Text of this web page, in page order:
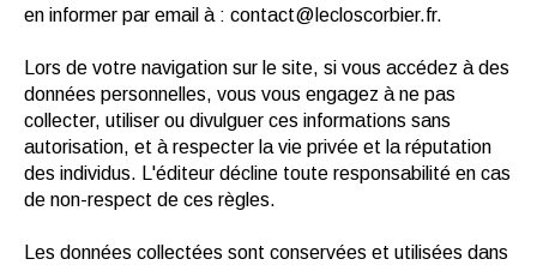
en informer par email à : contact@lecloscorbier.fr.
Lors de votre navigation sur le site, si vous accédez à des
données personnelles, vous vous engagez à ne pas
collecter, utiliser ou divulguer ces informations sans
autorisation, et à respecter la vie privée et la réputation
des individus. L'éditeur décline toute responsabilité en cas
de non-respect de ces règles.
Les données collectées sont conservées et utilisées dans